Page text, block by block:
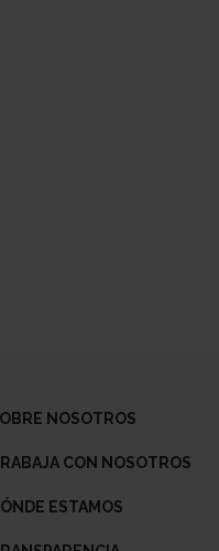
NOSOTROS
CON NOSOTROS
ESTAMOS